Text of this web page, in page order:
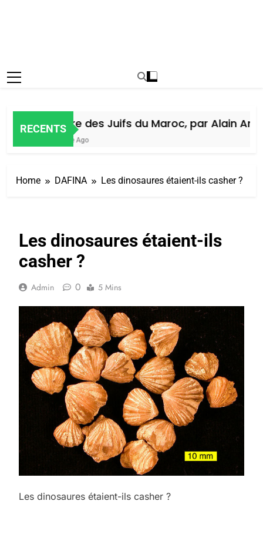
RECENTS
Histoire des Juifs du Maroc, par Alain Amiel
1 Semaine Ago
Home DAFINA Les dinosaures étaient-ils casher ?
Les dinosaures étaient-ils
casher ?
Admin 0 5 Mins
Les dinosaures étaient-ils casher ?